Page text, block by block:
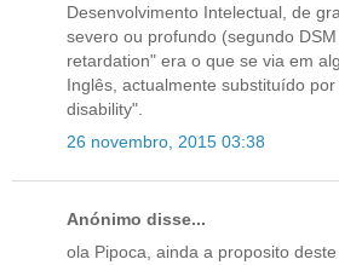
Desenvolvimento Intelectual, de
severo ou profundo (segundo
retardation" era o que se via em
Inglês, actualmente substituído
disability".
26 novembro, 2015 03:38
Anónimo disse...
ola Pipoca, ainda a proposito